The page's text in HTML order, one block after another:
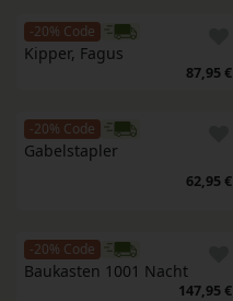
-20% Code
Kipper, Fagus
87,95 €
-20% Code
Gabelstapler
62,95 €
-20% Code
Baukasten 1001 Nacht
147,95 €